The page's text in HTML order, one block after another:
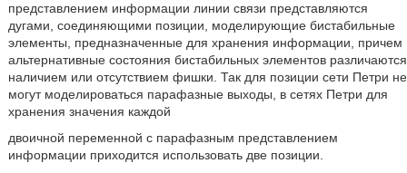
представлением информации линии связи представляются
дугами, соединяющими позиции, моделирующие бистабильные
элементы, предназначенные для хранения информации, причем
альтернативные состояния бистабильных элементов различаются
наличием или отсутствием фишки. Так для позиции сети Петри не
могут моделироваться парафазные выходы, в сетях Петри для
хранения значения каждой
двоичной переменной с парафазным представлением
информации приходится использовать две позиции.